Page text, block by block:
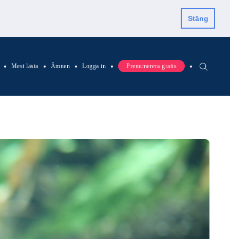
Stäng
Mest lästa Ämnen Logga in Prenumerera gratis